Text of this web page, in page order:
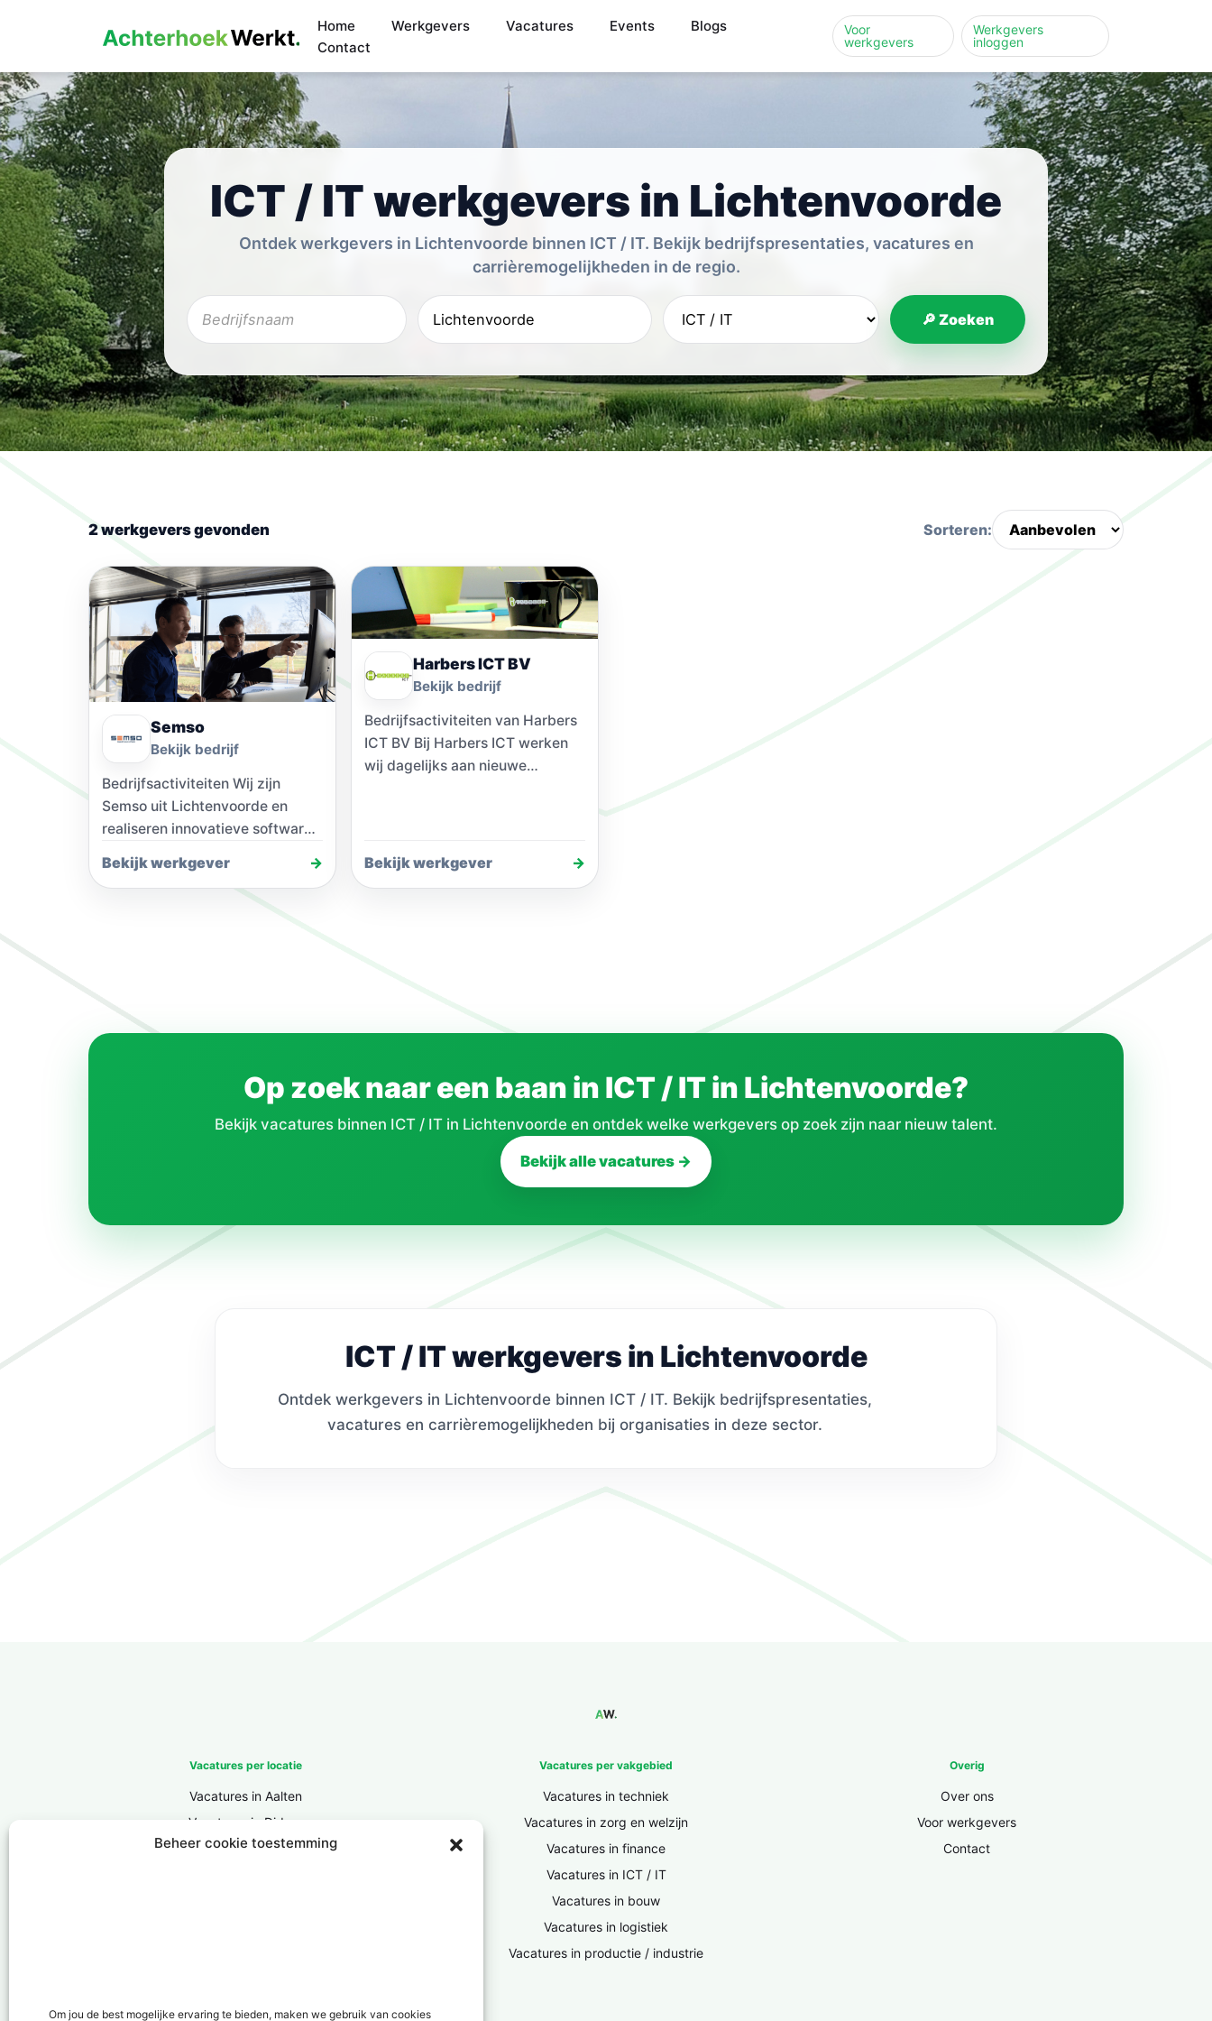
Beheer cookie toestemming
Om jou de best mogelijke ervaring te bieden, maken we gebruik van cookies
Home Werkgevers Vacatures Events
Blogs
Contact
Voor
werkgevers
Werkgevers
inloggen
ICT / IT werkgevers in Lichtenvoorde
Ontdek werkgevers in Lichtenvoorde binnen ICT / IT. Bekijk bedrijfspresentaties, vacatures en
carrièremogelijkheden in de regio.
🔎 Zoeken
2 werkgevers gevonden Sorteren:
Semso
Bekijk bedrijf
Bedrijfsactiviteiten Wij zijn
Semso uit Lichtenvoorde en
realiseren innovatieve software-
onze klanten versoepelt. De
ontwikkelde middleware koppelt
Bekijk werkgever →
Harbers ICT BV
Bekijk bedrijf
Bedrijfsactiviteiten van Harbers
ICT BV Bij Harbers ICT werken
wij dagelijks aan nieuwe
Bekijk werkgever →
Op zoek naar een baan in ICT / IT in Lichtenvoorde?
Bekijk vacatures binnen ICT / IT in Lichtenvoorde en ontdek welke werkgevers op zoek zijn naar nieuw talent.
Bekijk alle vacatures →
ICT / IT werkgevers in Lichtenvoorde
Ontdek werkgevers in Lichtenvoorde binnen ICT / IT. Bekijk bedrijfspresentaties,
vacatures en carrièremogelijkheden bij organisaties in deze sector.
Vacatures per locatie
Vacatures in Aalten
Vacatures in Didam
Vacatures in Doesburg
Vacatures per vakgebied
Vacatures in techniek
Vacatures in zorg en welzijn
Vacatures in finance
Vacatures in ICT / IT
Vacatures in bouw
Vacatures in logistiek
Vacatures in productie / industrie
Overig
Over ons
Voor werkgevers
Contact